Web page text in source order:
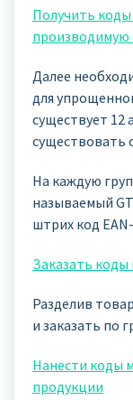
Получить коды
Далее
для
существует 12
существовать
На каждую
называемый
штрих код
Заказать
Разделив
и заказать по
Нанести коды
продукции